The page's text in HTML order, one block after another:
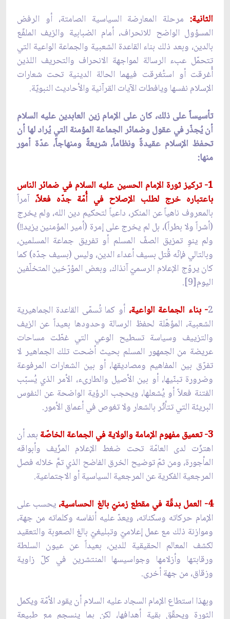
الثانية: مرحلة المعارضة السياسية الصامتة، أو الرفض
المسؤول الواضح للانحراف، أمام الضبابية والزيف الملفّع
بالدين، وبعد ذلك بناء القاعدة الشعبية والجماعة الواعية التي
تتحمّل عبء الرسالة لمواجهة الانحراف والتحريف اللذين
أُغرقت أو استُغرقت فيهما الحالة الدينية تحت شعارات
الإسلام نفسها ويافطات الآيات القرآنية والأحاديث النبويّة.
تأسيساً على ذلك، كان على الإمام زين العابدين عليه السلام
أن يُجذّر في عقول وضمائر الجماعة المؤمنة التي يُراد لها أن
تحفظ الإسلام عقيدةً ونظاماً، شريعةً ومنهاجاً، عدّة أمور
منها:
1- تركيز ثورة الإمام الحسين عليه السلام في ضمائر الناس
باعتباره خرج لطلب الإصلاح في أُمّة جدّه فعلاً، آمراً
بالمعروف ناهياً عن المنكر، داعياً لتحكيم دين الله، ولم يخرج
(أشراً ولا بطراً)، بل لم يخرج على إمرة (أمير المؤمنين يزيد!!)
ولم ينوِ تمزيق الصفّ المسلم أو تفريق جماعة المسلمين،
وبالتالي فإنّه قُتل بسيف أعداء الدين، وليس (بسيف جدّه) كما
كان يروّج الإعلام الرسميّ آنذاك، وبعض المؤرّخين المتخلّفين
اليوم[9].
2- بناء الجماعة الواعية، أو كما تُسمّى القاعدة الجماهيرية
الشعبية، المؤهّلة لحفظ الرسالة وحدودها بعيداً عن الزيف
والتزييف وسياسة تسطيح الوعي التي غطّت مساحات
عريضة من الجمهور المسلم بحيث أضحت تلك الجماهير لا
تفرّق بين المفاهيم ومصاديقها، أو بين الشعارات المرفوعة
وضرورة تبنّيها، أو بين الأصيل والطارىء، الأمر الذي يُسبّب
الفتنة فعلاً أو يُشعلها، ويحجب الرؤية الواضحة عن النفوس
البريئة التي تتأثّر بالشعار ولا تغوص في أعماق الأمور.
3- تعميق مفهوم الإمامة والولاية في الجماعة الخاصّة
بعد أن
اهتزّت لدى العامّة تحت ضغط الإعلام المزّيف وأبواقه
المأجورة، ومن ثمّ توضيح الخرق الفاضح الذي تمَّ خلاله فصل
المرجعية الفكرية عن المرجعية السياسية أو الاجتماعية.
4- العمل بدقّة في مقطع زمنيّ بالغ الحساسية،
يحسب على
الإمام حركاته وسكناته، ويعدّ عليه أنفاسه وكلماته من جهة،
وموازنة ذلك مع عمل إعلاميّ وتبليغيّ بالغ الصعوبة والتعقيد
لكشف المعالم الحقيقية للدين، بعيداً عن عيون السلطة
ورقابتها وأزلامها وجواسيسها المنتشرين في كلّ زاوية
وزقاق، من جهة أخرى.
وبهذا استطاع الإمام السجاد عليه السلام أن يقود الأمّة ويكمل
الثورة ويحقّق بقية أهدافها، لكن بما ينسجم مع طبيعة